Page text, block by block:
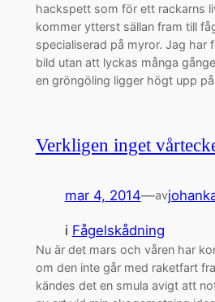
hackspett som för ett rackarns
kommer ytterst sällan fram till
specialiserad på myror. Jag har
bild utan att lyckas många
en gröngöling ligger högt upp
Verkligen inget
mar 4, 2014—av
i Fågelskådning
Nu är det mars och våren har
om den inte går med raketfart
kändes det en smula avigt att